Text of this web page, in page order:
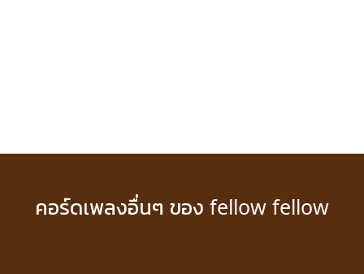
คอร์ดเพลงอื่นๆ ของ fellow fellow